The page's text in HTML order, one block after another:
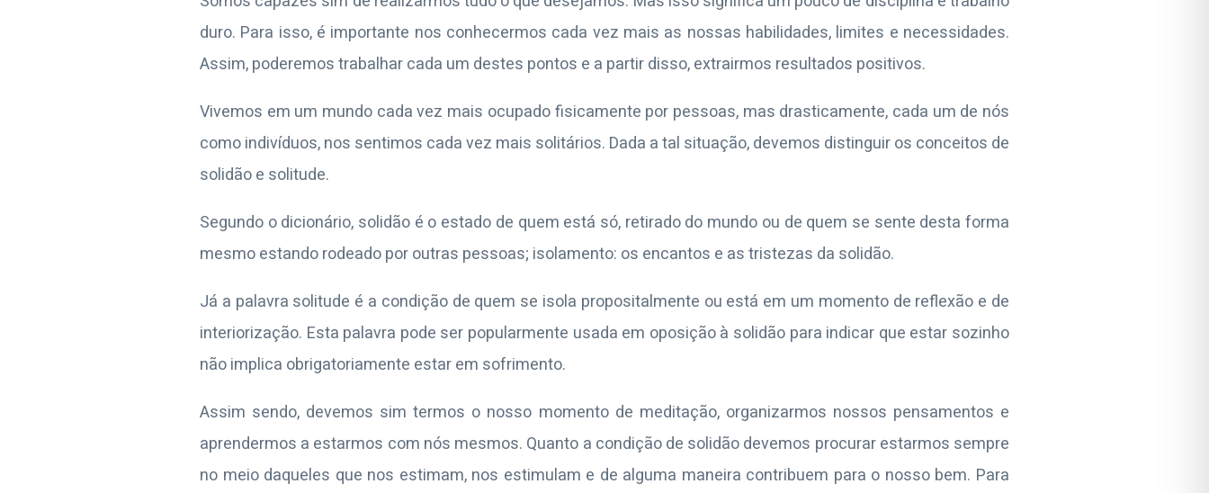
duro. Para isso, é importante nos conhecermos cada vez mais as nossas habilidades, limites e necessidades.
Assim, poderemos trabalhar cada um destes pontos e a partir disso, extrairmos resultados positivos.
Vivemos em um mundo cada vez mais ocupado fisicamente por pessoas, mas drasticamente, cada um de nós
como indivíduos, nos sentimos cada vez mais solitários. Dada a tal situação, devemos distinguir os conceitos de
solidão e solitude.
Segundo o dicionário, solidão é o estado de quem está só, retirado do mundo ou de quem se sente desta forma
mesmo estando rodeado por outras pessoas; isolamento: os encantos e as tristezas da solidão.
Já a palavra solitude é a condição de quem se isola propositalmente ou está em um momento de reflexão e de
interiorização. Esta palavra pode ser popularmente usada em oposição à solidão para indicar que estar sozinho
não implica obrigatoriamente estar em sofrimento.
Assim sendo, devemos sim termos o nosso momento de meditação, organizarmos nossos pensamentos e
aprendermos a estarmos com nós mesmos. Quanto a condição de solidão devemos procurar estarmos sempre
no meio daqueles que nos estimam, nos estimulam e de alguma maneira contribuem para o nosso bem. Para